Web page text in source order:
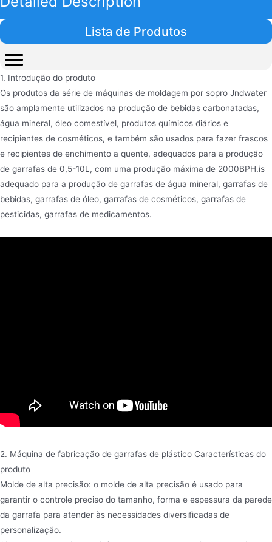
1. Introdução do produto
Os produtos da série de máquinas de moldagem por sopro Jndwater
são amplamente utilizados na produção de bebidas carbonatadas,
água mineral, óleo comestível, produtos químicos diários e
recipientes de cosméticos, e também são usados para fazer frascos
e recipientes de enchimento a quente, adequados para a produção
de garrafas de 0,5-10L, com uma produção máxima de 2000BPH.is
adequado para a produção de garrafas de água mineral, garrafas de
bebidas, garrafas de óleo, garrafas de cosméticos, garrafas de
pesticidas, garrafas de medicamentos.
2. Máquina de fabricação de garrafas de plástico Características do
produto
Molde de alta precisão: o molde de alta precisão é usado para
garantir o controle preciso do tamanho, forma e espessura da parede
da garrafa para atender às necessidades diversificadas de
personalização.
Lista de Produtos